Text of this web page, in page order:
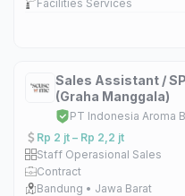
Facilities Services
Sales Assistant /
(Graha Manggala)
PT Indonesia Aroma
Rp 2 jt – Rp 2,2 jt
Staff Operasional Sales
Contract
Bandung • Jawa Barat